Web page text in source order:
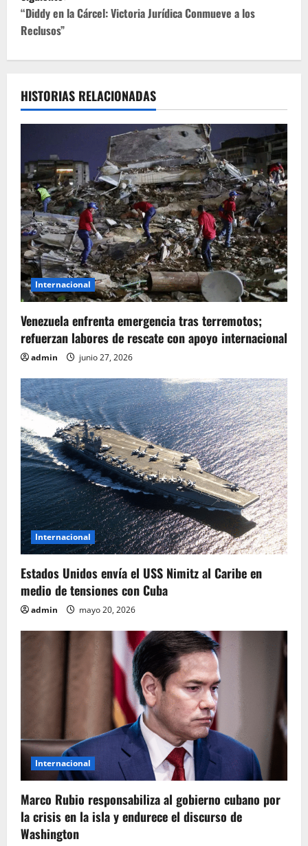
e
g
c
i
ó
n
d
e
e
n
t
r
a
d
a
s
“Diddy en la Cárcel: Victoria Jurídica Conmueve a los
Reclusos”
HISTORIAS RELACIONADAS
Internacional
Venezuela enfrenta emergencia tras terremotos;
refuerzan labores de rescate con apoyo internacional
admin junio 27, 2026
Internacional
Estados Unidos envía el USS Nimitz al Caribe en
medio de tensiones con Cuba
admin mayo 20, 2026
Internacional
Marco Rubio responsabiliza al gobierno cubano por
la crisis en la isla y endurece el discurso de
Washington